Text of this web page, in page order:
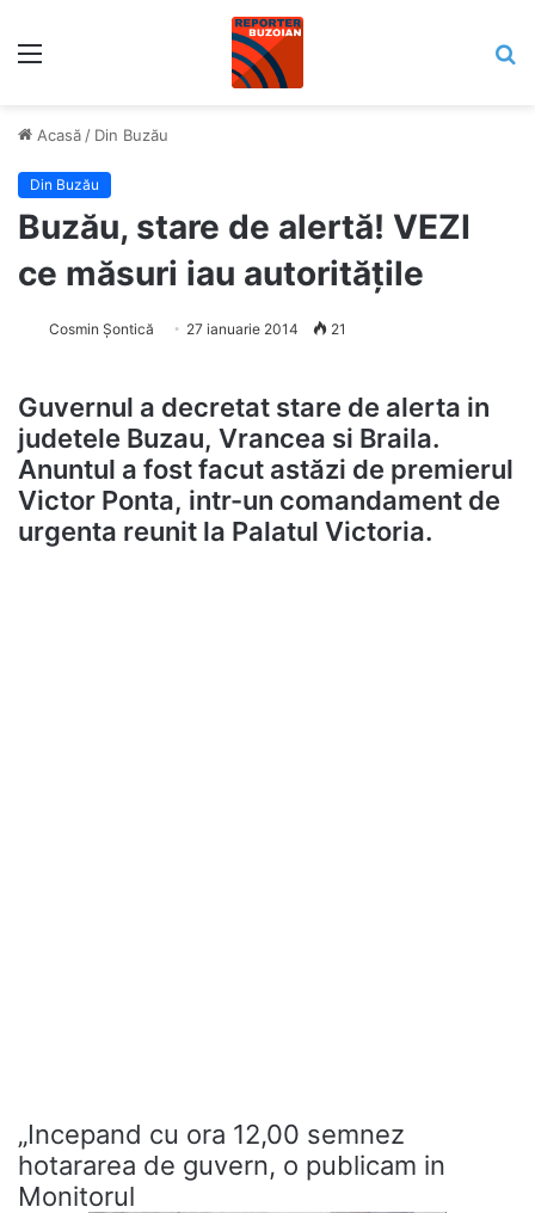
Acasă / Din Buzău
Din Buzău
Buzău, stare de alertă! VEZI
ce măsuri iau autoritățile
Cosmin Șontică 27 ianuarie 2014 21
Guvernul a decretat stare de alerta in
judetele Buzau, Vrancea si Braila.
Anuntul a fost facut astăzi de premierul
Victor Ponta, intr-un comandament de
urgenta reunit la Palatul Victoria.
„Incepand cu ora 12,00 semnez
hotararea de guvern, o publicam in
Monitorul